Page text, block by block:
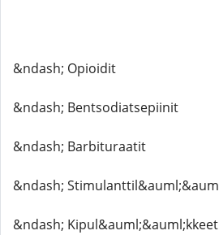
&ndash; Opioidit
&ndash; Bentsodiatsepiinit
&ndash; Barbituraatit
&ndash;
&ndash; Kipul&auml;&auml;kkeet